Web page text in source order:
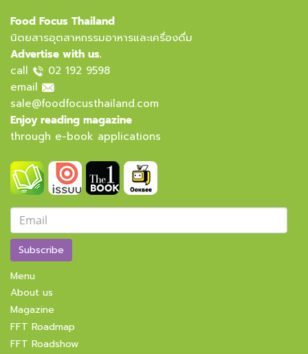
Food Focus Thailand
นิตยสารอุตสาหกรรมอาหารและเครื่องดื่ม
Advertise with us.
call
02 192 9598
email
sale@foodfocusthailand.com
Enjoy reading magazine
through e-book applications
Subscribe
Menu
About us
Magazine
FFT Roadmap
FFT Roadshow